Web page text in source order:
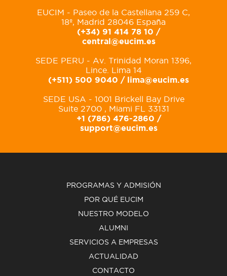
EUCIM - Paseo de la Castellana 259 C,
18º, Madrid 28046 España
(+34) 91 414 78 10 /
central@eucim.es
SEDE PERU - Av. Trinidad Moran 1396,
Lince. Lima 14
(+511) 500 9040 / lima@eucim.es
SEDE USA - 1001 Brickell Bay Drive
Suite 2700 , Miami FL 33131
+1 (786) 476-2860 /
support@eucim.es
PROGRAMAS Y ADMISIÓN
POR QUÉ EUCIM
NUESTRO MODELO
ALUMNI
SERVICIOS A EMPRESAS
ACTUALIDAD
CONTACTO